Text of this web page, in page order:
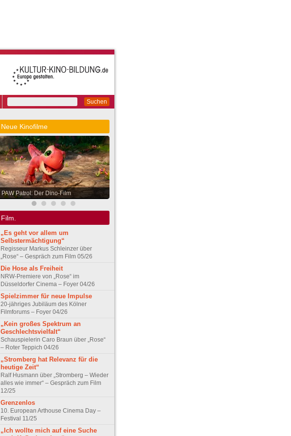
Suchen
Neue Kinofilme
PAW Patrol: Der Dino-Film
Film.
„Es geht vor allem um
Selbstermächtigung“
Regisseur Markus Schleinzer über
„Rose“ – Gespräch zum Film 05/26
Die Hose als Freiheit
NRW-Premiere von „Rose“ im
Düsseldorfer Cinema – Foyer 04/26
Spielzimmer für neue Impulse
20-jähriges Jubiläum des Kölner
Filmforums – Foyer 04/26
„Kein großes Spektrum an
Geschlechtsvielfalt“
Schauspielerin Caro Braun über „Rose“
– Roter Teppich 04/26
„Stromberg hat Relevanz für die
heutige Zeit“
Ralf Husmann über „Stromberg – Wieder
alles wie immer“ – Gespräch zum Film
12/25
Grenzenlos
10. European Arthouse Cinema Day –
Festival 11/25
„Ich wollte mich auf eine Suche